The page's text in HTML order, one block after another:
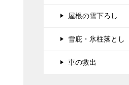
屋根の雪下ろし
雪庇・氷柱落とし
車の救出